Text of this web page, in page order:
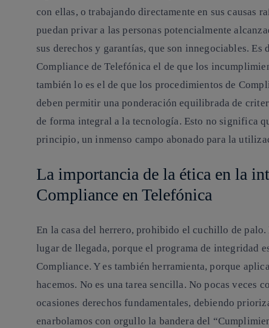
con ellas, o trabajando directamente en sus causas
puedan privar a las personas potencialmente
sus derechos y garantías, que son innegociables. Es
Compliance de Telefónica el de que los
también lo es el de que los procedimientos de
deben permitir una ponderación equilibrada de
de forma integral a la tecnología. Esto no significa
principio, un inmenso campo abonado para la
La importancia de la ética en la
Compliance en Telefónica
En la casa del herrero, prohibido el cuchillo de
lugar de llegada, porque el programa de integridad
Compliance. Y es también herramienta, porque
hacemos. No es una tarea sencilla. No pocas veces
ocasiones derechos fundamentales, debiendo
enarbolamos con orgullo la bandera del